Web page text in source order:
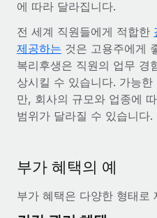
HR을 워크플로에 매끄럽게
플랫폼
팀을 위한 통합된 핵심 HR
연결 새로운
MCP를 사용하여 모든 AI
서비스
대기업을 위한 글로벌 HR
REMOTE 파트너 되기
전략적 기술 파트너
Remote와의 파트너십 기회
Remote Build
곧 제공
체크리스트 및 템플릿
직무 설명 라이브러리
웨비나
뉴스룸
급여 및 인재 인사이트
Italiano
Português (Portugal)
日本語
中文（简体）
에 따라 달라집니다.
전 세계 직원들에게 적합한
제공하는 것은 고용주에게
복리후생은 직원의 업무 경
상시킬 수 있습니다. 가능
만, 회사의 규모와 업종에
범위가 달라질 수 있습니다.
부가 혜택의 예
부가 혜택은 다양한 형태로